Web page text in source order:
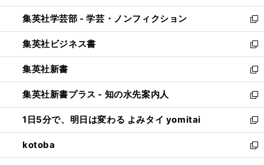
開
く
ウ
で
開
く
ン
ド
ウ
で
開
く
ウ
ィ
ン
ド
ウ
で
開
く
集英社学芸部 - 学芸・ノンフィクション
新
し
い
ウ
ィ
ン
ド
ウ
で
開
く
集英社ビジネス書
新
し
い
ウ
ィ
ン
ド
ウ
で
開
集英社新書
新
し
い
ウ
ィ
ン
ド
ウ
集英社新書プラス - 知の水先案内人
新
し
い
ウ
ィ
ン
1日5分で、明日は変わる よみタイ yomitai
新
し
い
ウ
kotoba
新
し